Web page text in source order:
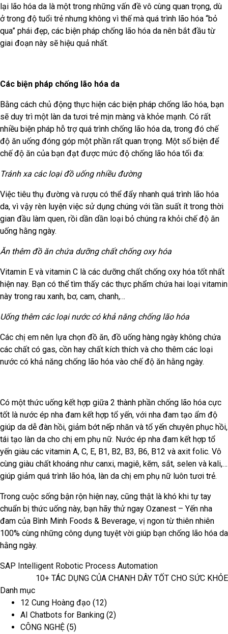
lại lão hóa da là một trong những vấn đề vô cùng quan trọng, dù
ở trong độ tuổi trẻ nhưng không vì thế mà quá trình lão hóa “bỏ
qua” phái đẹp, các biện pháp chống lão hóa da nên bắt đầu từ
giai đoạn này sẽ hiệu quả nhất.
Các biện pháp chống lão hóa da
Bằng cách chủ động thực hiện các biện pháp chống lão hóa, bạn
sẽ duy trì một làn da tươi trẻ mịn màng và khỏe mạnh. Có rất
nhiều biện pháp hỗ trợ quá trình chống lão hóa da, trong đó chế
độ ăn uống đóng góp một phần rất quan trọng. Một số biện để
chế độ ăn của bạn đạt được mức độ chống lão hóa tối đa:
Tránh xa các loại đồ uống nhiều đường
Việc tiêu thụ đường và rượu có thể đẩy nhanh quá trình lão hóa
da, vì vậy rèn luyện việc sử dụng chúng với tần suất ít trong thời
gian đầu làm quen, rồi dần dần loại bỏ chúng ra khỏi chế độ ăn
uống hằng ngày.
Ăn thêm đồ ăn chứa dưỡng chất chống oxy hóa
Vitamin E và vitamin C là các dưỡng chất chống oxy hóa tốt nhất
hiện nay. Bạn có thể tìm thấy các thực phẩm chứa hai loại vitamin
này trong rau xanh, bơ, cam, chanh,…
Uống thêm các loại nước có khả năng chống lão hóa
Các chị em nên lựa chọn đồ ăn, đồ uống hàng ngày không chứa
các chất có gas, cồn hay chất kích thích và cho thêm các loại
nước có khả năng chống lão hóa vào chế độ ăn hằng ngày.
Có một thức uống kết hợp giữa 2 thành phần chống lão hóa cực
tốt là nước ép nha đam kết hợp tổ yến, với nha đam tạo ẩm độ
giúp da dễ đàn hồi, giảm bớt nếp nhăn và tổ yến chuyên phục hồi,
tái tạo làn da cho chị em phụ nữ. Nước ép nha đam kết hợp tổ
yến giàu các vitamin A, C, E, B1, B2, B3, B6, B12 và axit folic. Vô
cùng giàu chất khoáng như canxi, magiê, kẽm, sắt, selen và kali,…
giúp giảm quá trình lão hóa, làn da chị em phụ nữ luôn tươi trẻ.
Trong cuộc sống bận rộn hiện nay, cũng thật là khó khi tự tay
chuẩn bị thức uống này, bạn hãy thử ngay Ozanest – Yến nha
đam của Bình Minh Foods & Beverage, vị ngon từ thiên nhiên
100% cùng những công dụng tuyệt vời giúp bạn chống lão hóa da
hằng ngày.
SAP Intelligent Robotic Process Automation
10+ TÁC DỤNG CỦA CHANH DÂY TỐT CHO SỨC KHỎE
Danh mục
12 Cung Hoàng đạo (12)
AI Chatbots for Banking (2)
CÔNG NGHỆ (5)